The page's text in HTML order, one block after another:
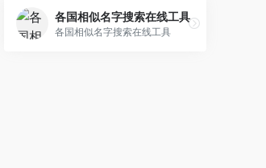
各国相似名字搜索在线工具
各国相似名字搜索在线工具